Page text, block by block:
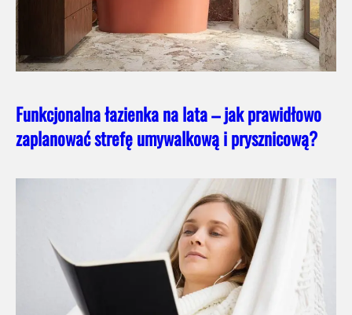
Funkcjonalna łazienka na lata – jak prawidłowo
zaplanować strefę umywalkową i prysznicową?